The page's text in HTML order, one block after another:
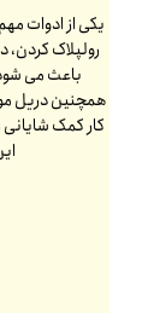
یکی از ادوات
رولپلاک
باعث می
همچنین دریل
کار کمک